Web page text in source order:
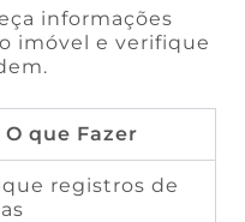
informações
imóvel e verifique
O que Fazer
registros de